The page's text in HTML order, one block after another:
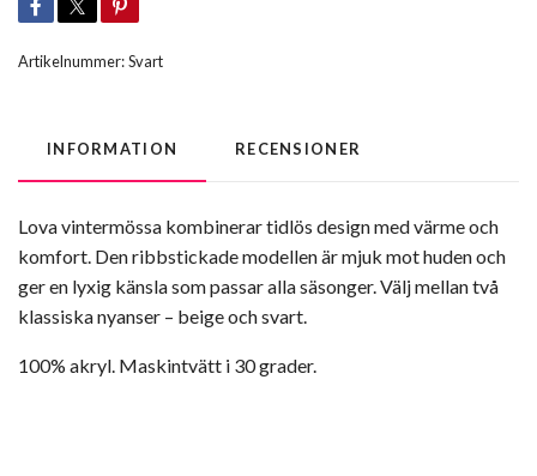
Artikelnummer:Svart
INFORMATION RECENSIONER
Lova vintermössa kombinerar tidlös design med värme och
komfort. Den ribbstickade modellen är mjuk mot huden och
ger en lyxig känsla som passar alla säsonger. Välj mellan två
klassiska nyanser – beige och svart.
100% akryl. Maskintvätt i 30 grader.